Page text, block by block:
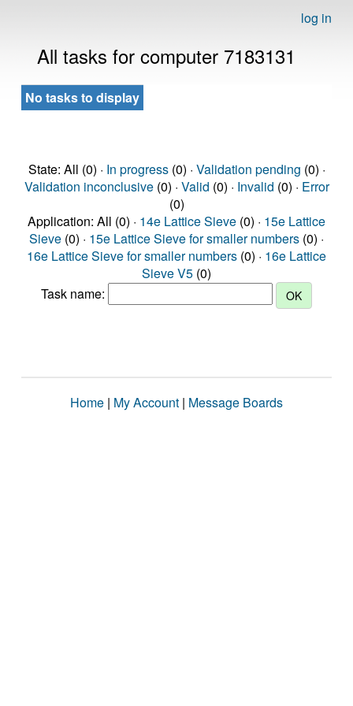
log in
All tasks for computer 7183131
No tasks to display
State: All (0) · In progress(0) · Validation pending (0) ·
Validation inconclusive(0) · Valid (0) · Invalid (0) · Error
(0)
Application: All (0) · 14e Lattice Sieve (0) · 15e Lattice
Sieve (0) · 15e Lattice Sieve for smaller numbers (0) ·
16e Lattice Sieve for smaller numbers (0) · 16e Lattice
Sieve V5 (0)
Task name:
Home | My Account | Message Boards